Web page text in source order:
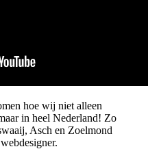
hoe wij niet alleen
in heel Nederland! Zo
Asch en Zoelmond